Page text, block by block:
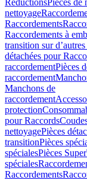
RéductionsPièces de
nettoyage
Raccordements
Raccordements à
transition sur
détachées pour
raccordementPièces
raccordement
Manchons de
raccordement
protection
pour Raccords
nettoyagePièces
transitionPièces
spécialesPièces
spéciales
Raccordements